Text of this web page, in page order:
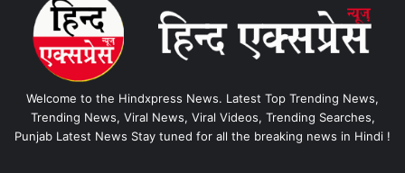
Welcome to the Hindxpress News. Latest Top Trending News,
Trending News, Viral News, Viral Videos, Trending Searches,
Punjab Latest News Stay tuned for all the breaking news in Hindi !